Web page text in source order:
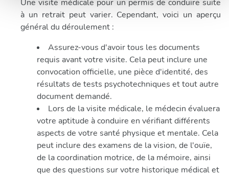
médias sociaux et d'analyser notre trafic. Nous
partageons également des informations sur l'utilisation de
notre site avec nos partenaires de médias sociaux, de
avec d'autres informations que vous leur avez fournies
ou qu'ils ont collectées lors de votre utilisation de leurs
services.
Une visite médicale pour un permis de conduire suite
à un retrait peut varier. Cependant, voici un aperçu
général du déroulement :
Assurez-vous d'avoir tous les documents
requis avant votre visite. Cela peut inclure une
convocation officielle, une pièce d'identité, des
résultats de tests psychotechniques et tout autre
document demandé.
Lors de la visite médicale, le médecin évaluera
votre aptitude à conduire en vérifiant différents
aspects de votre santé physique et mentale. Cela
peut inclure des examens de la vision, de l'ouïe,
de la coordination motrice, de la mémoire, ainsi
que des questions sur votre historique médical et